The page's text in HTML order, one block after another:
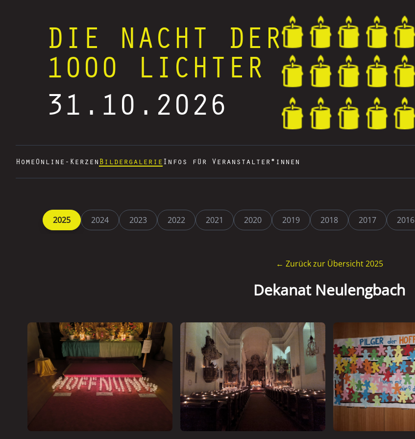
DIE NACHT DER
1000 LICHTER
31.10.2026
HomeOnline-Kerzen Bildergalerie Infos für Veranstalter*innen
2025 2024 2023 2022 2021 2020 2019 2018 2017 2016
← Zurück zur Übersicht 2025
Dekanat Neulengbach